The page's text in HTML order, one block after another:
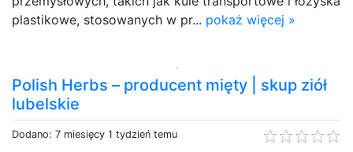
plastikowe, stosowanych w pr... pokaż więcej »
Polish Herbs – producent mięty | skup ziół
lubelskie
Dodano: 7 miesięcy 1 tydzień temu